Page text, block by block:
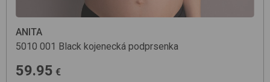
ANITA
5010 001 Black kojenecká podprsenka
59.95 €